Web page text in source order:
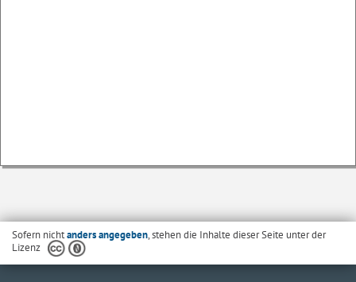
Sofern nichtanders angegeben, stehen die Inhalte dieser Seite unter der
Lizenz